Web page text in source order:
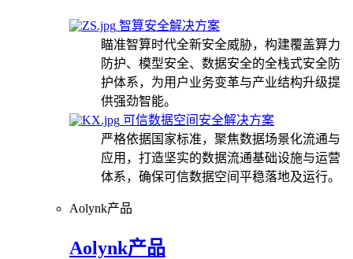
智算安全解决方案
瞄准智算时代全新安全威胁，构建覆盖算力
防护、模型安全、数据安全的全栈式安全防
护体系，为用户业务变革与产业结构升级提
供强劲智能。
可信数据空间安全解决方案
严格依据国家标准，聚焦数据场景化流通与
应用，打造坚实的数据流通基础设施与运营
体系，确保可信数据空间平稳落地及运行。
Aolynk产品
Aolynk产品